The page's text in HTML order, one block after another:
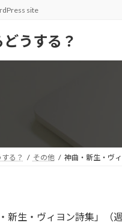
site
うする？
る？ その他 神曲・新生・ヴ
・新生・ヴィヨン詩集」（